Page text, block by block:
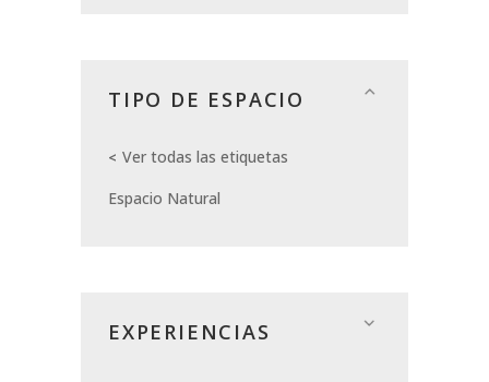
TIPO DE ESPACIO
Ver todas las etiquetas
Espacio Natural
EXPERIENCIAS